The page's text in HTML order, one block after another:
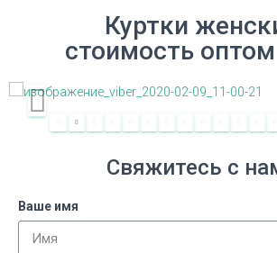
Куртки
стоимость
Свяжитесь с
Ваше имя